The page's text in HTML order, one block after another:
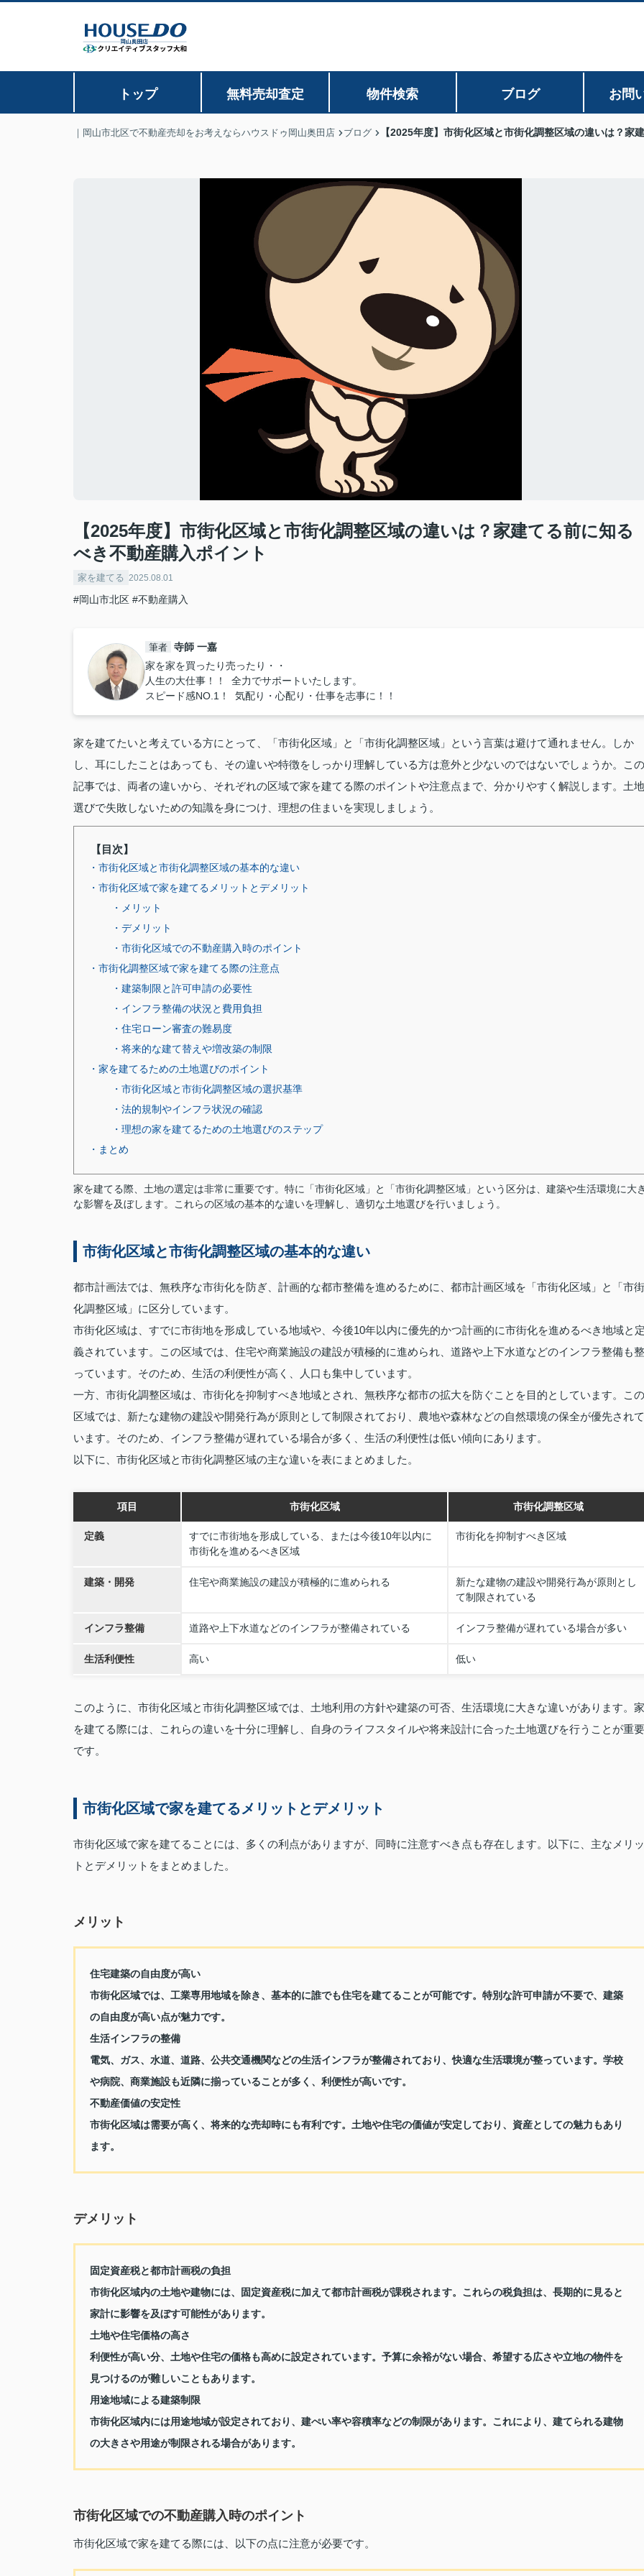
トップ 無料売却査定 物件検索 ブログ お問
｜岡山市北区で不動産売却をお考えならハウスドゥ岡山奥田店 ブログ 【2025年度】市街化区域と市街化調整区域の違いは？家
【2025年度】市街化区域と市街化調整区域の違いは？家建てる前に知る
べき不動産購入ポイント
家を建てる 2025.08.01
#岡山市北区 #不動産購入
筆者 寺師 一嘉
家を家を買ったり売ったり・・
人生の大仕事！！ 全力でサポートいたします。
スピード感NO.1！ 気配り・心配り・仕事を志事に！！
家を建てたいと考えている方にとって、「市街化区域」と「市街化調整区域」という言葉は避けて通れません。しか
し、耳にしたことはあっても、その違いや特徴をしっかり理解している方は意外と少ないのではないでしょうか。この
記事では、両者の違いから、それぞれの区域で家を建てる際のポイントや注意点まで、分かりやすく解説します。土地
選びで失敗しないための知識を身につけ、理想の住まいを実現しましょう。
【目次】
・市街化区域と市街化調整区域の基本的な違い
・市街化区域で家を建てるメリットとデメリット
・メリット
・デメリット
・市街化区域での不動産購入時のポイント
・市街化調整区域で家を建てる際の注意点
・建築制限と許可申請の必要性
・インフラ整備の状況と費用負担
・住宅ローン審査の難易度
・将来的な建て替えや増改築の制限
・家を建てるための土地選びのポイント
・市街化区域と市街化調整区域の選択基準
・法的規制やインフラ状況の確認
・理想の家を建てるための土地選びのステップ
・まとめ
家を建てる際、土地の選定は非常に重要です。特に「市街化区域」と「市街化調整区域」という区分は、建築や生活環境に大
な影響を及ぼします。これらの区域の基本的な違いを理解し、適切な土地選びを行いましょう。
市街化区域と市街化調整区域の基本的な違い
都市計画法では、無秩序な市街化を防ぎ、計画的な都市整備を進めるために、都市計画区域を「市街化区域」と「市街
化調整区域」に区分しています。
市街化区域は、すでに市街地を形成している地域や、今後10年以内に優先的かつ計画的に市街化を進めるべき地域と
義されています。この区域では、住宅や商業施設の建設が積極的に進められ、道路や上下水道などのインフラ整備も整
っています。そのため、生活の利便性が高く、人口も集中しています。
一方、市街化調整区域は、市街化を抑制すべき地域とされ、無秩序な都市の拡大を防ぐことを目的としています。この
区域では、新たな建物の建設や開発行為が原則として制限されており、農地や森林などの自然環境の保全が優先されて
います。そのため、インフラ整備が遅れている場合が多く、生活の利便性は低い傾向にあります。
以下に、市街化区域と市街化調整区域の主な違いを表にまとめました。
項目 市街化区域 市街化調整区域
定義
すでに市街地を形成している、または今後10年以内に
市街化を進めるべき区域
市街化を抑制すべき区域
建築・開発 住宅や商業施設の建設が積極的に進められる
新たな建物の建設や開発行為が原則とし
て制限されている
インフラ整備 道路や上下水道などのインフラが整備されている インフラ整備が遅れている場合が多い
生活利便性 高い 低い
このように、市街化区域と市街化調整区域では、土地利用の方針や建築の可否、生活環境に大きな違いがあります。家
を建てる際には、これらの違いを十分に理解し、自身のライフスタイルや将来設計に合った土地選びを行うことが重要
です。
市街化区域で家を建てるメリットとデメリット
市街化区域で家を建てることには、多くの利点がありますが、同時に注意すべき点も存在します。以下に、主なメリッ
トとデメリットをまとめました。
メリット
住宅建築の自由度が高い
市街化区域では、工業専用地域を除き、基本的に誰でも住宅を建てることが可能です。特別な許可申請が不要で、建築
の自由度が高い点が魅力です。
生活インフラの整備
電気、ガス、水道、道路、公共交通機関などの生活インフラが整備されており、快適な生活環境が整っています。学校
や病院、商業施設も近隣に揃っていることが多く、利便性が高いです。
不動産価値の安定性
市街化区域は需要が高く、将来的な売却時にも有利です。土地や住宅の価値が安定しており、資産としての魅力もあり
ます。
デメリット
固定資産税と都市計画税の負担
市街化区域内の土地や建物には、固定資産税に加えて都市計画税が課税されます。これらの税負担は、長期的に見ると
家計に影響を及ぼす可能性があります。
土地や住宅価格の高さ
利便性が高い分、土地や住宅の価格も高めに設定されています。予算に余裕がない場合、希望する広さや立地の物件を
見つけるのが難しいこともあります。
用途地域による建築制限
市街化区域内には用途地域が設定されており、建ぺい率や容積率などの制限があります。これにより、建てられる建物
の大きさや用途が制限される場合があります。
市街化区域での不動産購入時のポイント
市街化区域で家を建てる際には、以下の点に注意が必要です。